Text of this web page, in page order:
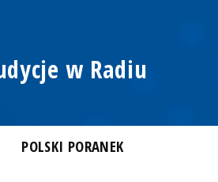
w Radiu
POLSKI PORANEK